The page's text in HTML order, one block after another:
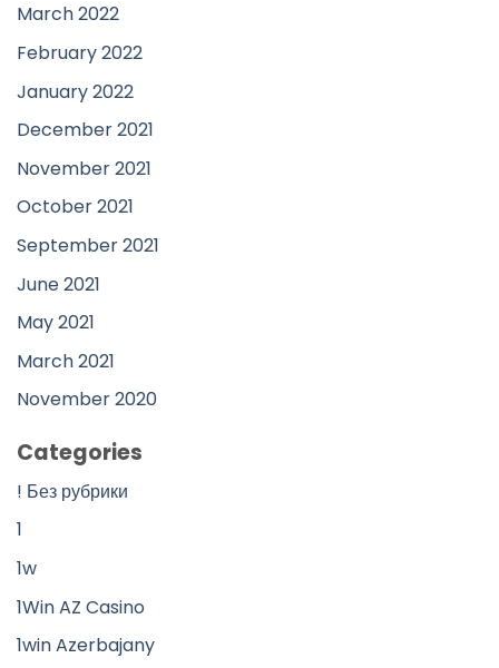
March 2022
February 2022
January 2022
December 2021
November 2021
October 2021
September 2021
June 2021
May 2021
March 2021
November 2020
Categories
! Без рубрики
1
1w
1Win AZ Casino
1win Azerbajany